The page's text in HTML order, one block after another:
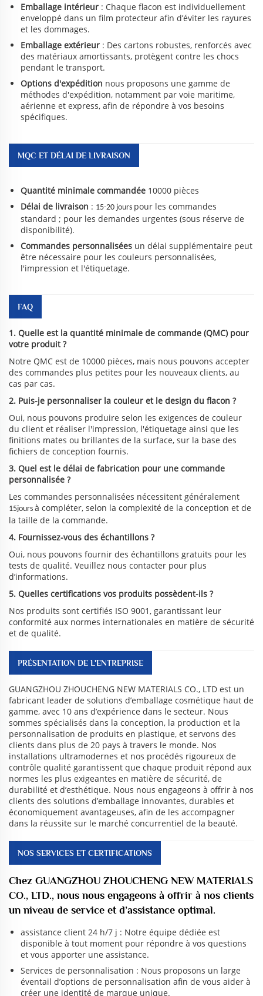
Emballage intérieur : Chaque flacon est individuellement
enveloppé dans un film protecteur afin d’éviter les rayures
et les dommages.
Emballage extérieur : Des cartons robustes, renforcés avec
des matériaux amortissants, protègent contre les chocs
pendant le transport.
Options d'expédition nous proposons une gamme de
méthodes d'expédition, notamment par voie maritime,
aérienne et express, afin de répondre à vos besoins
spécifiques.
MQC ET DÉLAI DE LIVRAISON
Quantité minimale commandée 10000 pièces
Délai de livraison : 15-20 jours pour les commandes
standard ; pour les demandes urgentes (sous réserve de
disponibilité).
Commandes personnalisées un délai supplémentaire peut
être nécessaire pour les couleurs personnalisées,
l'impression et l'étiquetage.
FAQ
1. Quelle est la quantité minimale de commande (QMC) pour
votre produit ?
Notre QMC est de 10000 pièces, mais nous pouvons accepter
des commandes plus petites pour les nouveaux clients, au
cas par cas.
2. Puis-je personnaliser la couleur et le design du flacon ?
Oui, nous pouvons produire selon les exigences de couleur
du client et réaliser l'impression, l'étiquetage ainsi que les
finitions mates ou brillantes de la surface, sur la base des
fichiers de conception fournis.
3. Quel est le délai de fabrication pour une commande
personnalisée ?
Les commandes personnalisées nécessitent généralement
15jours à compléter, selon la complexité de la conception et de
la taille de la commande.
4. Fournissez-vous des échantillons ?
Oui, nous pouvons fournir des échantillons gratuits pour les
tests de qualité. Veuillez nous contacter pour plus
d’informations.
5. Quelles certifications vos produits possèdent-ils ?
Nos produits sont certifiés ISO 9001, garantissant leur
conformité aux normes internationales en matière de sécurité
et de qualité.
PRÉSENTATION DE L'ENTREPRISE
GUANGZHOU ZHOUCHENG NEW MATERIALS CO., LTD est un
fabricant leader de solutions d’emballage cosmétique haut de
gamme, avec 10 ans d’expérience dans le secteur. Nous
sommes spécialisés dans la conception, la production et la
personnalisation de produits en plastique, et servons des
clients dans plus de 20 pays à travers le monde. Nos
installations ultramodernes et nos procédés rigoureux de
contrôle qualité garantissent que chaque produit répond aux
normes les plus exigeantes en matière de sécurité, de
durabilité et d’esthétique. Nous nous engageons à offrir à nos
clients des solutions d’emballage innovantes, durables et
économiquement avantageuses, afin de les accompagner
dans la réussite sur le marché concurrentiel de la beauté.
NOS SERVICES ET CERTIFICATIONS
Chez GUANGZHOU ZHOUCHENG NEW MATERIALS
CO., LTD., nous nous engageons à offrir à nos clients
un niveau de service et d’assistance optimal.
assistance client 24 h/7 j : Notre équipe dédiée est
disponible à tout moment pour répondre à vos questions
et vous apporter une assistance.
Services de personnalisation : Nous proposons un large
éventail d’options de personnalisation afin de vous aider à
créer une identité de marque unique.